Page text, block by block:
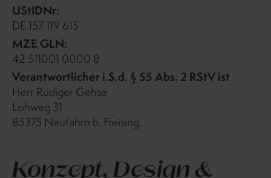
UStIDNr:
DE 157 119 615
MZE GLN:
42 511001 0000 8
Verantwortlicher i.S.d. § 55 Abs. 2 RStV ist
Herr Rüdiger Gehse
Lohweg 31
85375 Neufahrn b. Freising.
Konzept, Design &